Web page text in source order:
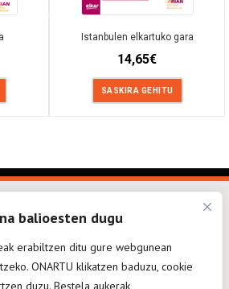
balioesten dugu
erabiltzen ditu gure webgunean
ONARTU klikatzen baduzu, cookie
duzu. Bestela aukerak
Istanbulen elkartuko gara
14,65€
SASKIRA GEHITU
943 310 267
Poligonoa, 1. 20150 Aduna.